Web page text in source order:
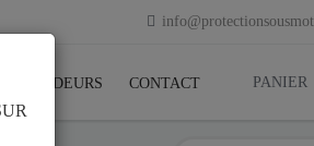
REVENDEURS CONTACT PANIER